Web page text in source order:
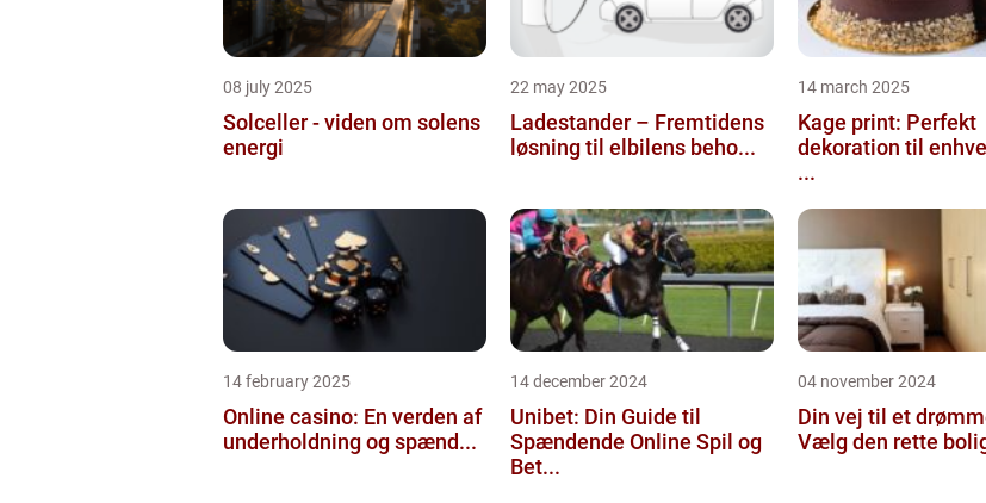
08 july 2025
Solceller - viden om solens
energi
22 may 2025
Ladestander – Fremtidens
løsning til elbilens beho...
14 march 2025
Kage print: Perfekt
dekoration til
...
14 february 2025
Online casino: En verden af
underholdning og spænd...
14 december 2024
Unibet: Din Guide til
Spændende Online Spil og
Bet...
04 november 2024
Din vej til et
Vælg den rette